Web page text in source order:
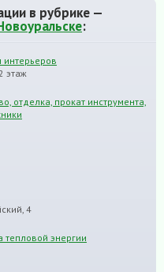
в рубрике —
:
интерьеров
этаж
отделка, прокат инструмента,
4
тепловой энергии